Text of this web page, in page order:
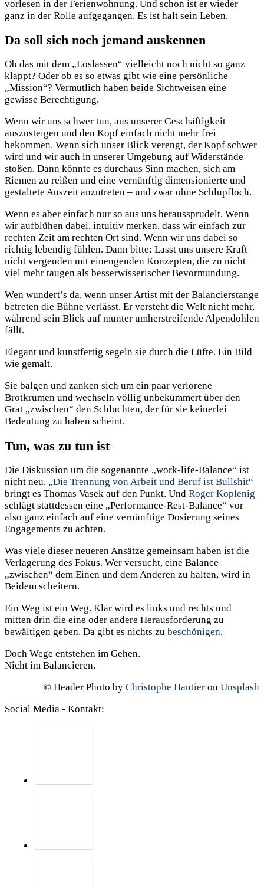
vorlesen in der Ferienwohnung. Und schon ist er wieder
ganz in der Rolle aufgegangen. Es ist halt sein Leben.
Da soll sich noch jemand auskennen
Ob das mit dem „Loslassen“ vielleicht noch nicht so ganz
klappt? Oder ob es so etwas gibt wie eine persönliche
„Mission“? Vermutlich haben beide Sichtweisen eine
gewisse Berechtigung.
Wenn wir uns schwer tun, aus unserer Geschäftigkeit
auszusteigen und den Kopf einfach nicht mehr frei
bekommen. Wenn sich unser Blick verengt, der Kopf schwer
wird und wir auch in unserer Umgebung auf Widerstände
stoßen. Dann könnte es durchaus Sinn machen, sich am
Riemen zu reißen und eine vernünftig dimensionierte und
gestaltete Auszeit anzutreten – und zwar ohne Schlupfloch.
Wenn es aber einfach nur so aus uns heraussprudelt. Wenn
wir aufblühen dabei, intuitiv merken, dass wir einfach zur
rechten Zeit am rechten Ort sind. Wenn wir uns dabei so
richtig lebendig fühlen. Dann bitte: Lasst uns unsere Kraft
nicht vergeuden mit einengenden Konzepten, die zu nicht
viel mehr taugen als besserwisserischer Bevormundung.
Wen wundert’s da, wenn unser Artist mit der Balancierstange
betreten die Bühne verlässt. Er versteht die Welt nicht mehr,
während sein Blick auf munter umherstreifende Alpendohlen
fällt.
Elegant und kunstfertig segeln sie durch die Lüfte. Ein Bild
wie gemalt.
Sie balgen und zanken sich um ein paar verlorene
Brotkrumen und wechseln völlig unbekümmert über den
Grat „zwischen“ den Schluchten, der für sie keinerlei
Bedeutung zu haben scheint.
Tun, was zu tun ist
Die Diskussion um die sogenannte „work-life-Balance“ ist
nicht neu. „Die Trennung von Arbeit und Beruf ist Bullshit“
bringt es Thomas Vasek auf den Punkt. Und Roger Koplenig
schlägt stattdessen eine „Performance-Rest-Balance“ vor –
also ganz einfach auf eine vernünftige Dosierung seines
Engagements zu achten.
Was viele dieser neueren Ansätze gemeinsam haben ist die
Verlagerung des Fokus. Wer versucht, eine Balance
„zwischen“ dem Einen und dem Anderen zu halten, wird in
Beidem scheitern.
Ein Weg ist ein Weg. Klar wird es links und rechts und
mitten drin die eine oder andere Herausforderung zu
bewältigen geben. Da gibt es nichts zu beschönigen.
Doch Wege entstehen im Gehen.
Nicht im Balancieren.
© Header Photo by Christophe Hautier on Unsplash
Social Media - Kontakt: